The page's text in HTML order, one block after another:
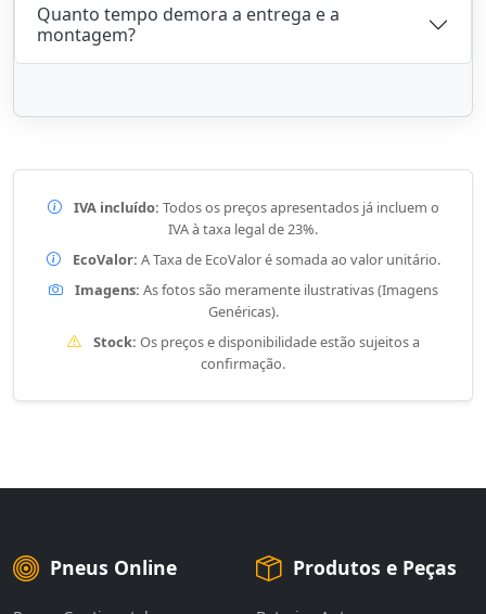
Quanto tempo demora a entrega e a
montagem?
IVA incluído: Todos os preços apresentados já incluem o
IVA à taxa legal de 23%.
EcoValor: A Taxa de EcoValor é somada ao valor unitário.
Imagens: As fotos são meramente ilustrativas (Imagens
Genéricas).
Stock: Os preços e disponibilidade estão sujeitos a
confirmação.
Pneus Online Produtos e Peças